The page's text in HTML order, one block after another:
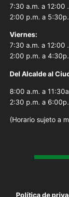
7:30 a.m. a 12:00
2:00 p.m. a
Viernes:
7:30 a.m. a 12:00
2:00 p.m. a
Del Alcalde al
8:00 a.m. a
2:30 p.m. a
(Horario sujeto a
Política de